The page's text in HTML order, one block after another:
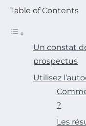
Table of Contents
Un constat
prospectus
Utilisez
?
Les